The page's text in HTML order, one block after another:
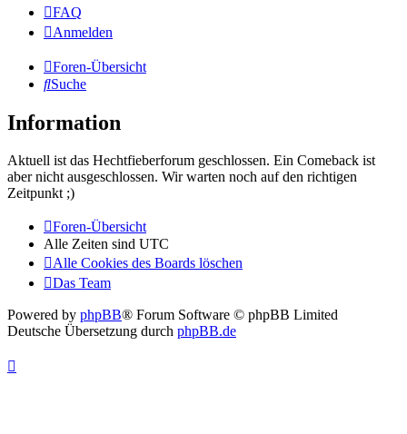
FAQ
Anmelden
Foren-Übersicht
Suche
Information
Aktuell ist das Hechtfieberforum geschlossen. Ein Comeback ist
aber nicht ausgeschlossen. Wir warten noch auf den richtigen
Zeitpunkt ;)
Foren-Übersicht
Alle Zeiten sind UTC
Alle Cookies des Boards löschen
Das Team
Powered by phpBB® Forum Software © phpBB Limited
Deutsche Übersetzung durch phpBB.de